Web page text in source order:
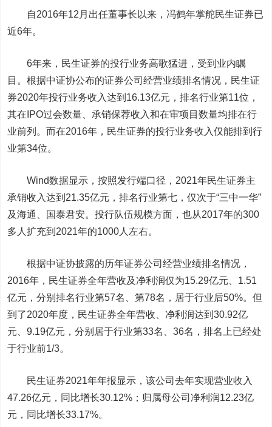
自2016年12月出任董事长以来，冯鹤年掌舵民生证券已
近6年。
6年来，民生证券的投行业务高歌猛进，受到业内瞩
目。根据中证协公布的证券公司经营业绩排名情况，民生证
券2020年投行业务收入达到16.13亿元，排名行业第11位，
其在IPO过会数量、承销保荐收入和在审项目数量均排在行
业前列。而在2016年，民生证券的投行业务收入仅能排到行
业第34位。
Wind数据显示，按照发行端口径，2021年民生证券主
承销收入达到21.35亿元，排名行业第七，仅次于“三中一华”
及海通、
国泰君安。投行队伍规模方面，也从2017年的300
多人扩充到2021年的1000人左右。
根据中证协披露的历年证券公司经营业绩排名情况，
2016年，民生证券全年营收及净利润仅为15.29亿元、1.51
亿元，分别排名行业第57名、第78名，居于行业后50%。但
到了2020年度，民生证券全年营收、净利润达到30.92亿
元、9.19亿元，分别居于行业第33名、36名，排名上已经处
于行业前1/3。
民生证券2021年年报显示，该公司去年实现营业收入
47.26亿元，同比增长30.12%；归属母公司净利润12.23亿
元，同比增长33.17%。